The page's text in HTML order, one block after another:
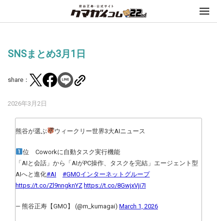
SNSまとめ3月1日
share：
2026年3月2日
熊谷が選ぶ ໊ウィークリー世界3大AIニュース
位 Coworkに自動タスク実行機能
「AIと会話」から「AIがPC操作、タスクを完結」エージェント型
AIへと進化#AI
#GMOインターネットグループ
https://t.co/Zl9nngknYZ https://t.co/8GwjxVji7I
— 熊谷正寿【GMO】 (@m_kumagai) March 1, 2026